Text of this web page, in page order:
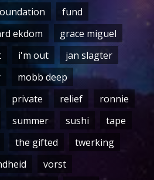
fund
ekdom
grace miguel
i'm out
jan slagter
mobb deep
private relief
ronnie
summer sushi
tape
the gifted
twerking
vorst